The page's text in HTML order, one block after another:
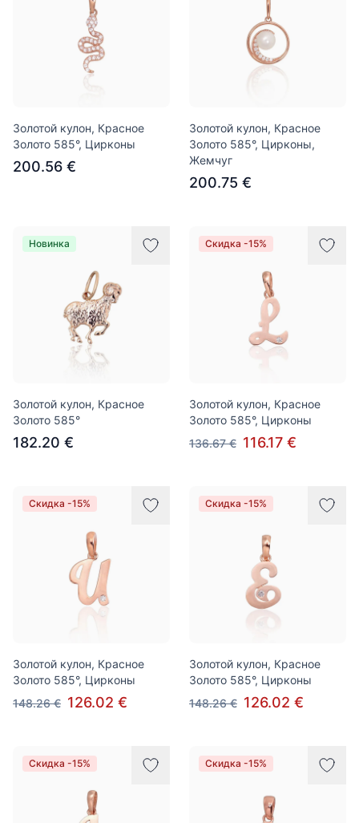
Золотой кулон, Красное
Золото 585°, Цирконы
200.56 €
Золотой кулон, Красное
Золото 585°, Цирконы,
Жемчуг
200.75 €
Новинка
Золотой кулон, Красное
Золото 585°
182.20 €
Скидка -15%
Золотой кулон, Красное
Золото 585°, Цирконы
136.67 € 116.17 €
Скидка -15%
Золотой кулон, Красное
Золото 585°, Цирконы
148.26 € 126.02 €
Скидка -15%
Золотой кулон, Красное
Золото 585°, Цирконы
148.26 € 126.02 €
Скидка -15% Скидка -15%